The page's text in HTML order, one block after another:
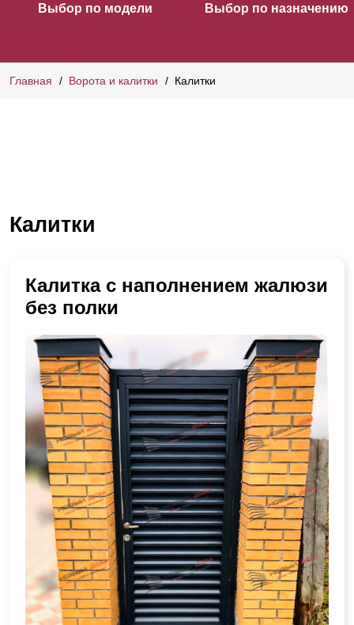
Выбор по модели Выбор по назначению
Главная Ворота и калитки Калитки
Калитки
Калитка с наполнением жалюзи
без полки